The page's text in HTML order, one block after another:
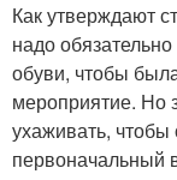
Как утверждают
надо
обуви, чтобы
мероприятие. Но
ухаживать,
первоначальный